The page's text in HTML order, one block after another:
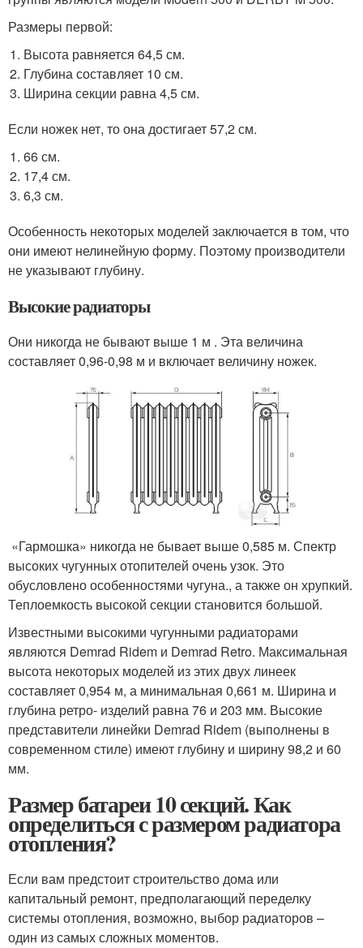
Размеры первой:
Высота равняется 64,5 см.
Глубина составляет 10 см.
Ширина секции равна 4,5 см.
Если ножек нет, то она достигает 57,2 см.
66 см.
17,4 см.
6,3 см.
Особенность некоторых моделей заключается в том, что
они имеют нелинейную форму. Поэтому производители
не указывают глубину.
Высокие радиаторы
Они никогда не бывают выше 1 м . Эта величина
составляет 0,96-0,98 м и включает величину ножек.
«Гармошка» никогда не бывает выше 0,585 м. Спектр
высоких чугунных отопителей очень узок. Это
обусловлено особенностями чугуна., а также он хрупкий.
Теплоемкость высокой секции становится большой.
Известными высокими чугунными радиаторами
являются Demrad Ridem и Demrad Retro. Максимальная
высота некоторых моделей из этих двух линеек
составляет 0,954 м, а минимальная 0,661 м. Ширина и
глубина ретро- изделий равна 76 и 203 мм. Высокие
представители линейки Demrad Ridem (выполнены в
современном стиле) имеют глубину и ширину 98,2 и 60
мм.
Размер батареи 10 секций. Как
определиться с размером радиатора
отопления?
Если вам предстоит строительство дома или
капитальный ремонт, предполагающий переделку
системы отопления, возможно, выбор радиаторов –
один из самых сложных моментов.